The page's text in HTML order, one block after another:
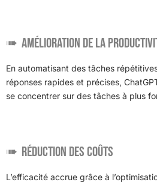
Amélioration de la
En automatisant des tâches
réponses rapides et précises,
se concentrer sur des tâches à plus
Réduction des coûts
L’efficacité accrue grâce à